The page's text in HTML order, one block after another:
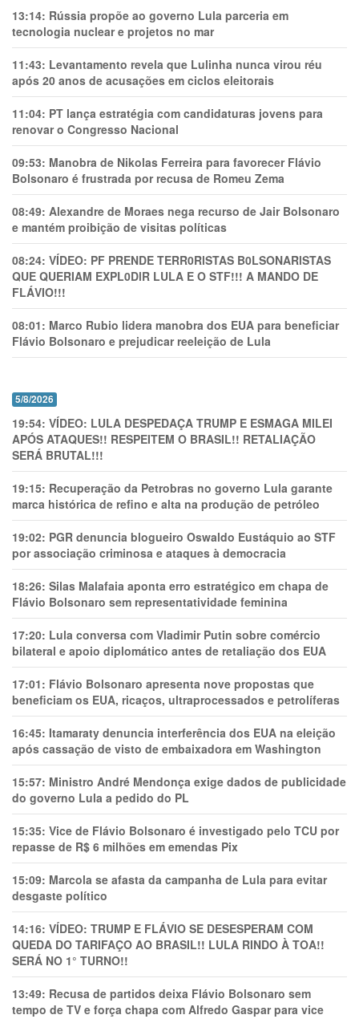
13:14: Rússia propõe ao governo Lula parceria em
tecnologia nuclear e projetos no mar
11:43: Levantamento revela que Lulinha nunca virou réu
após 20 anos de acusações em ciclos eleitorais
11:04: PT lança estratégia com candidaturas jovens para
renovar o Congresso Nacional
09:53: Manobra de Nikolas Ferreira para favorecer Flávio
Bolsonaro é frustrada por recusa de Romeu Zema
08:49: Alexandre de Moraes nega recurso de Jair Bolsonaro
e mantém proibição de visitas políticas
08:24: VÍDEO: PF PRENDE TERR0RlSTAS B0LSONARlSTAS
QUE QUERIAM EXPL0DlR LULA E O STF!!! A MANDO DE
FLÁVIO!!!
08:01: Marco Rubio lidera manobra dos EUA para beneficiar
Flávio Bolsonaro e prejudicar reeleição de Lula
5/8/2026
19:54: VÍDEO: LULA DESPEDAÇA TRUMP E ESMAGA MILEI
APÓS ATAQUES!! RESPEITEM O BRASIL!! RETALIAÇÃO
SERÁ BRUTAL!!!
19:15: Recuperação da Petrobras no governo Lula garante
marca histórica de refino e alta na produção de petróleo
19:02: PGR denuncia blogueiro Oswaldo Eustáquio ao STF
por associação criminosa e ataques à democracia
18:26: Silas Malafaia aponta erro estratégico em chapa de
Flávio Bolsonaro sem representatividade feminina
17:20: Lula conversa com Vladimir Putin sobre comércio
bilateral e apoio diplomático antes de retaliação dos EUA
17:01: Flávio Bolsonaro apresenta nove propostas que
beneficiam os EUA, ricaços, ultraprocessados e petrolíferas
16:45: Itamaraty denuncia interferência dos EUA na eleição
após cassação de visto de embaixadora em Washington
15:57: Ministro André Mendonça exige dados de publicidade
do governo Lula a pedido do PL
15:35: Vice de Flávio Bolsonaro é investigado pelo TCU por
repasse de R$ 6 milhões em emendas Pix
15:09: Marcola se afasta da campanha de Lula para evitar
desgaste político
14:16: VÍDEO: TRUMP E FLÁVIO SE DESESPERAM COM
QUEDA DO TARIFAÇO AO BRASIL!! LULA RINDO À TOA!!
SERÁ NO 1° TURNO!!
13:49: Recusa de partidos deixa Flávio Bolsonaro sem
tempo de TV e força chapa com Alfredo Gaspar para vice